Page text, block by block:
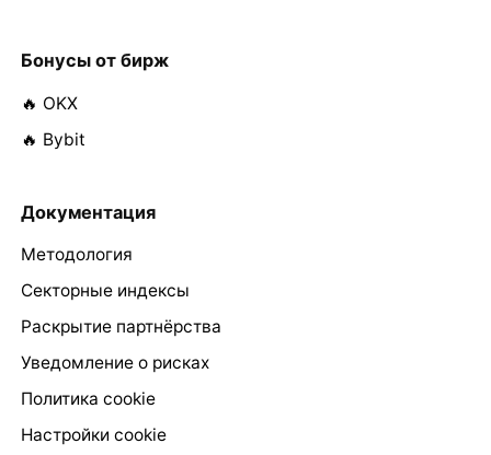
Бонусы от бирж
🔥 OKX
🔥 Bybit
Документация
Методология
Секторные индексы
Раскрытие партнёрства
Уведомление о рисках
Политика cookie
Настройки cookie